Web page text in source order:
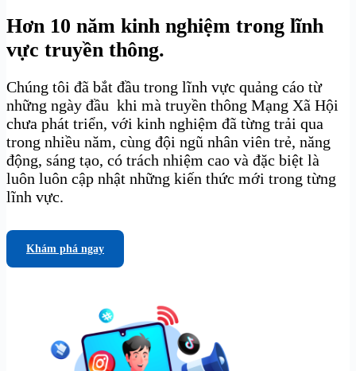
Hơn 10 năm kinh nghiệm trong lĩnh
vực truyền thông.
Chúng tôi đã bắt đầu trong lĩnh vực quảng cáo từ
những ngày đầu khi mà truyền thông Mạng Xã Hội
chưa phát triển, với kinh nghiệm đã từng trải qua
trong nhiều năm, cùng đội ngũ nhân viên trẻ, năng
động, sáng tạo, có trách nhiệm cao và đặc biệt là
luôn luôn cập nhật những kiến thức mới trong từng
lĩnh vực.
Khám phá ngay